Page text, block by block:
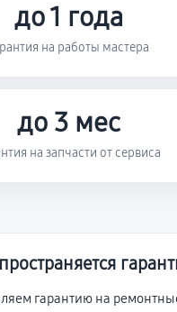
до 1 года
на работы мастера
до 3 мес
на запчасти от сервиса
гарантию на